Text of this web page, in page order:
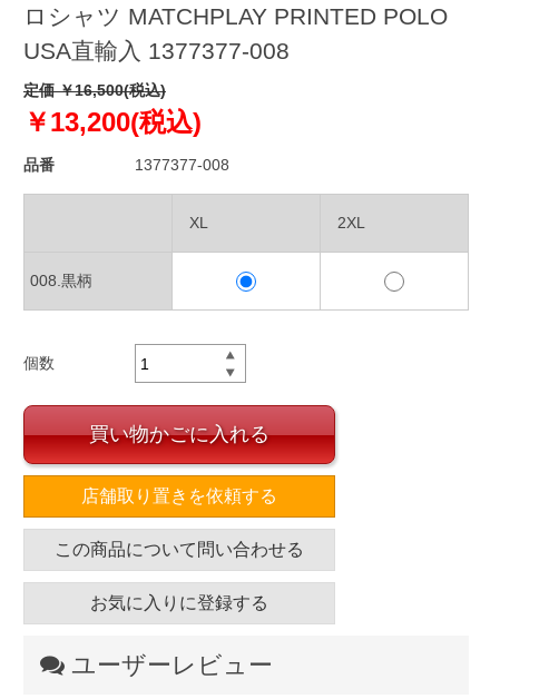
ロシャツ MATCHPLAY PRINTED POLO
USA直輸入 1377377-008
定価 ￥16,500(税込)
￥13,200(税込)
品番 1377377-008
XL 2XL
008.黒柄
個数
買い物かごに入れる
店舗取り置きを依頼する
この商品について問い合わせる
お気に入りに登録する
ユーザーレビュー